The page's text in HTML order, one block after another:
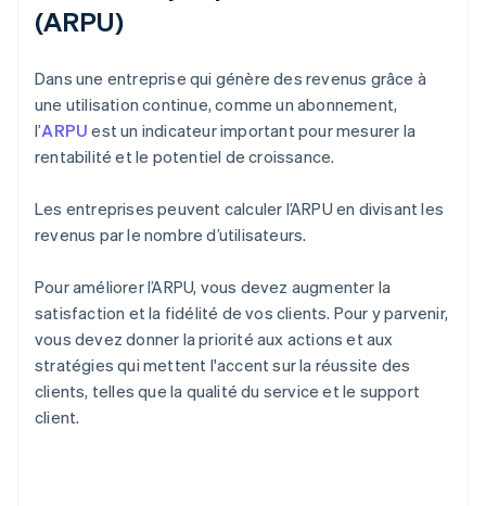
(ARPU)
Dans une entreprise qui génère des revenus grâce à
une utilisation continue, comme un abonnement,
l’ARPU est un indicateur important pour mesurer la
rentabilité et le potentiel de croissance.
Les entreprises peuvent calculer l’ARPU en divisant les
revenus par le nombre d’utilisateurs.
Pour améliorer l’ARPU, vous devez augmenter la
satisfaction et la fidélité de vos clients. Pour y parvenir,
vous devez donner la priorité aux actions et aux
stratégies qui mettent l'accent sur la réussite des
clients, telles que la qualité du service et le support
client.